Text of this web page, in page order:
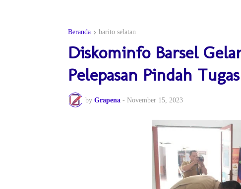
Beranda barito selatan
Diskominfo Barsel
Pelepasan Pindah
by Grapena - November 15, 2023